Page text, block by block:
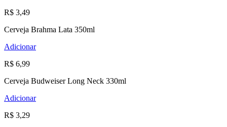
R$ 3,49
Cerveja Brahma Lata 350ml
Adicionar
R$ 6,99
Cerveja Budweiser Long Neck 330ml
Adicionar
R$ 3,29